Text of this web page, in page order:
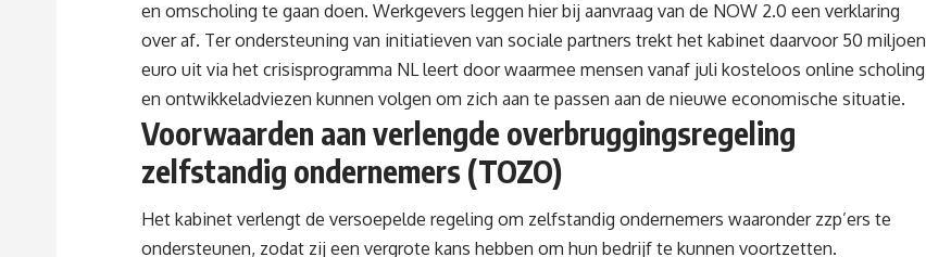
en omscholing te gaan doen. Werkgevers leggen hier bij aanvraag van de NOW 2.0 een verklaring
over af. Ter ondersteuning van initiatieven van sociale partners trekt het kabinet daarvoor 50 miljoen
euro uit via het crisisprogramma NL leert door waarmee mensen vanaf juli kosteloos online scholing
en ontwikkeladviezen kunnen volgen om zich aan te passen aan de nieuwe economische situatie.
Voorwaarden aan verlengde overbruggingsregeling
zelfstandig ondernemers (TOZO)
Het kabinet verlengt de versoepelde regeling om zelfstandig ondernemers waaronder zzp’ers te
ondersteunen, zodat zij een vergrote kans hebben om hun bedrijf te kunnen voortzetten.